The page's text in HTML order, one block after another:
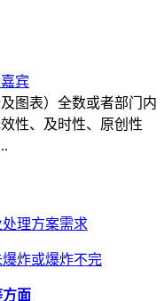
宾
图表）全数或者部门内
性、及时性、原创性
理方案需求
炸或爆炸不完
面